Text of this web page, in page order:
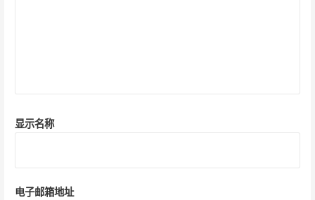
显示名称
电子邮箱地址